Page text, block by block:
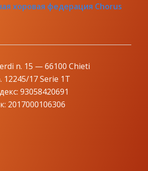
хоровая федерация Chorus
n. 15 — 66100 Chieti
12245/17 Serie 1T
93058420691
2017000106306